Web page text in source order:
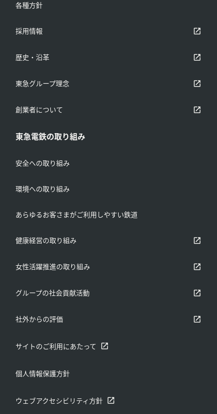
各種方針
採用情報
別ウィンドウで開く
歴史・沿革
別ウィンドウで開く
東急グループ理念
別ウィンドウで開く
創業者について
別ウィンドウで開く
東急電鉄の取り組み
安全への取り組み
環境への取り組み
あらゆるお客さまがご利⽤しやすい鉄道
健康経営の取り組み
別ウィンドウで開く
女性活躍推進の取り組み
別ウィンドウで開く
グループの社会貢献活動
別ウィンドウで開く
社外からの評価
別ウィンドウで開く
サイトのご利用にあたって
別ウィンドウで開く
個人情報保護方針
ウェブアクセシビリティ方針
別ウィンドウで開く